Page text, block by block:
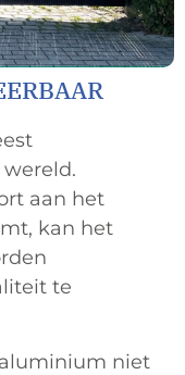
aan het
kan het
te
niet